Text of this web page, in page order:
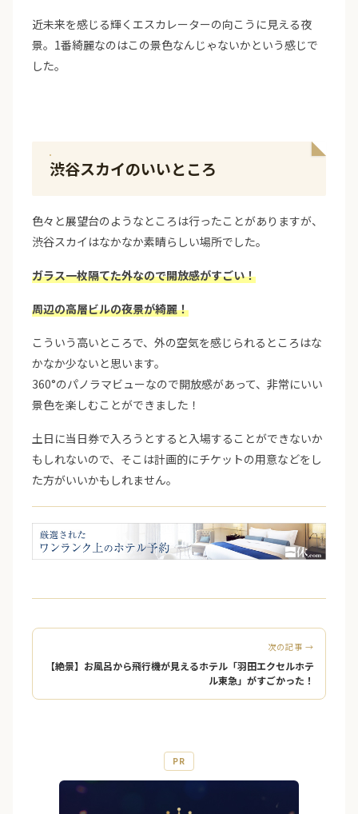
近未来を感じる輝くエスカレーターの向こうに見える夜
景。1番綺麗なのはこの景色なんじゃないかという感じで
した。
渋谷スカイのいいところ
色々と展望台のようなところは行ったことがありますが、
渋谷スカイはなかなか素晴らしい場所でした。
ガラス一枚隔てた外なので開放感がすごい！
周辺の高層ビルの夜景が綺麗！
こういう高いところで、外の空気を感じられるところはな
かなか少ないと思います。
360°のパノラマビューなので開放感があって、非常にいい
景色を楽しむことができました！
土日に当日券で入ろうとすると入場することができないか
もしれないので、そこは計画的にチケットの用意などをし
た方がいいかもしれません。
次の記事 →
【絶景】お風呂から飛行機が見えるホテル「羽田エクセルホテ
ル東急」がすごかった！
PR